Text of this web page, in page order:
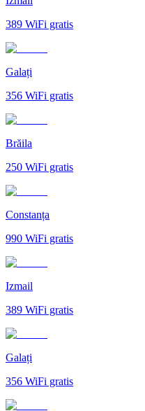
389 WiFi gratis
Galați
356 WiFi gratis
Brăila
250 WiFi gratis
Constanța
990 WiFi gratis
Izmail
389 WiFi gratis
Galați
356 WiFi gratis